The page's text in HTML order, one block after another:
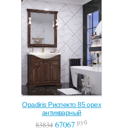
Opadiris Риспекто 85 орех
антикварный
83834 67067 руб